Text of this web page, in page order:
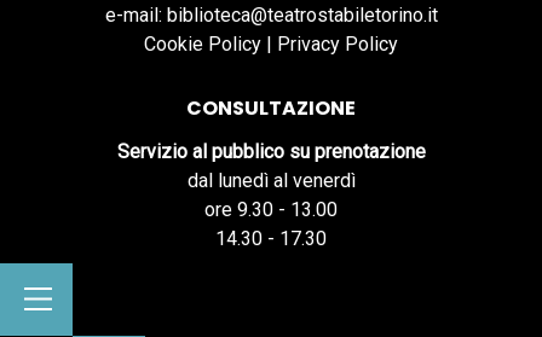
e-mail: biblioteca@teatrostabiletorino.it
Cookie Policy | Privacy Policy
CONSULTAZIONE
Servizio al pubblico su prenotazione
dal lunedì al venerdì
ore 9.30 - 13.00
14.30 - 17.30